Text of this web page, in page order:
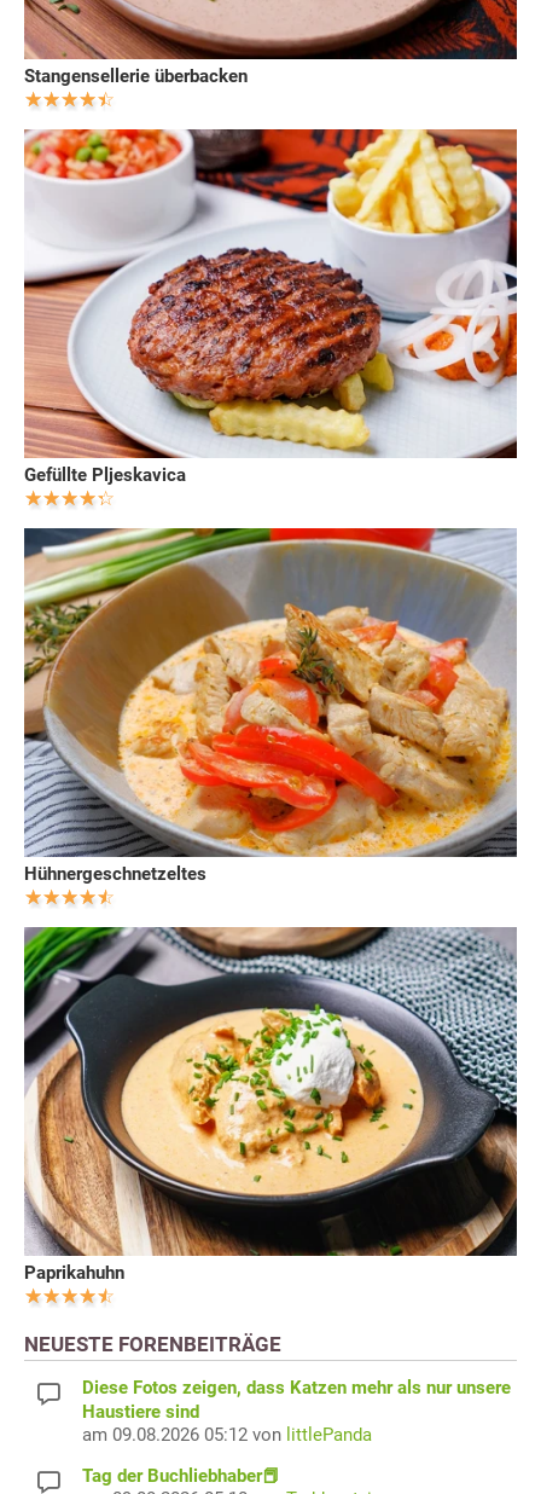
Stangensellerie überbacken
Gefüllte Pljeskavica
Hühnergeschnetzeltes
Paprikahuhn
NEUESTE FORENBEITRÄGE
Diese Fotos zeigen, dass Katzen mehr als nur unsere
Haustiere sind
am 09.08.2026 05:12 von littlePanda
Tag der Buchliebhaber📕